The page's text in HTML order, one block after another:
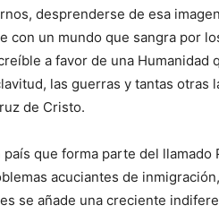
desprenderse de esa
con un mundo que sangra por
a favor de una Humanidad
las guerras y tantas
de Cristo.
país que forma parte del
acuciantes de
se añade una creciente